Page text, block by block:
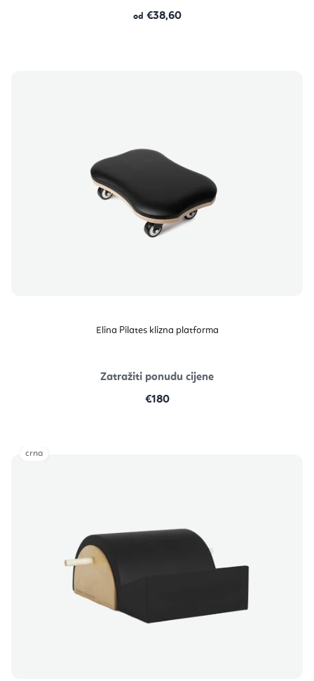
od €38,60
Elina Pilates klizna platforma
Zatražiti ponudu cijene
€180
crna